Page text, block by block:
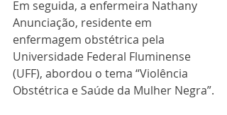
Em seguida, a enfermeira Nathany
Anunciação, residente em
enfermagem obstétrica pela
Universidade Federal Fluminense
(UFF), abordou o tema “Violência
Obstétrica e Saúde da Mulher Negra”.